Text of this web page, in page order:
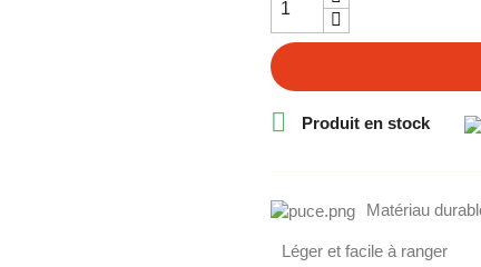
 Produit en stock
Matériau
Léger et facile à ranger